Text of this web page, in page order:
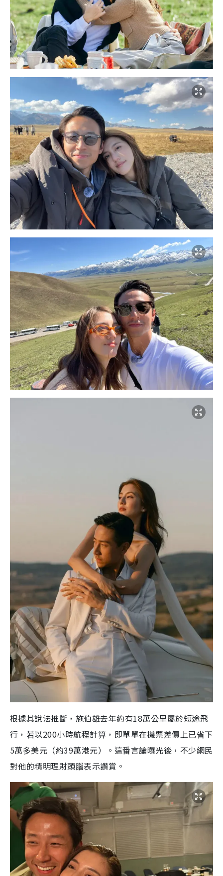
根據其說法推斷，施伯雄去年約有18萬公里屬於短途飛
行，若以200小時航程計算，即單單在機票差價上已省下
5萬多美元（約39萬港元）。這番言論曝光後，不少網民
對他的精明理財頭腦表示讚賞。